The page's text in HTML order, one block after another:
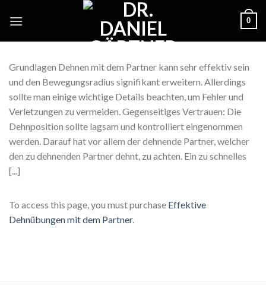
0
Grundlagen Dehnen mit dem Partner kann sehr effektiv sein
und den Bewegungsradius signifikant erweitern. Allerdings
sollte man einige wichtige Details beachten, um Fehler und
Verletzungen zu vermeiden. Gegenseitiges Vertrauen: Die
Dehnposition sollte lagsam und kontrolliert eingenommen
werden. Darauf hat vor allem der dehnende Partner, welcher
den zu dehnenden Partner dehnt, zu achten. Ein zu schnelles
[...]
To access this page, you must purchase Effektive
Dehnübungen mit dem Partner.